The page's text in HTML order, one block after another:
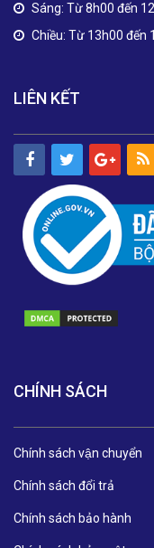
Sáng: Từ 8h00 đến
Chiều: Từ 13h00 đến
LIÊN KẾT
CHÍNH SÁCH
Chính sách vận chuyển
Chính sách đổi trả
Chính sách bảo hành